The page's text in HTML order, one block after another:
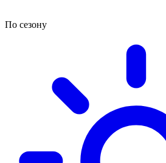
По сезону